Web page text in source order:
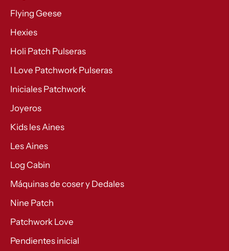
Flying Geese
Hexies
Holi Patch Pulseras
I Love Patchwork Pulseras
Iniciales Patchwork
Joyeros
Kids les Aines
Les Aines
Log Cabin
Máquinas de coser y Dedales
Nine Patch
Patchwork Love
Pendientes inicial